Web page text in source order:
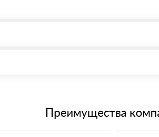
банковским картамПреимущества